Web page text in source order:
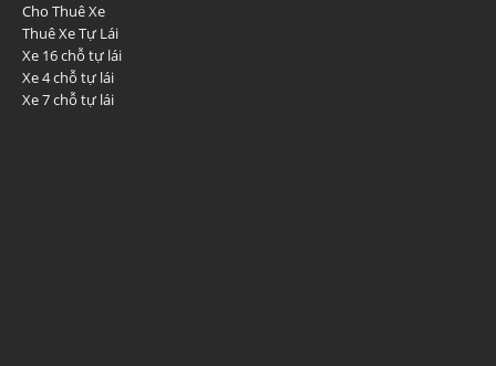
Cho Thuê Xe
Thuê Xe Tự Lái
Xe 16 chỗ tự lái
Xe 4 chỗ tự lái
Xe 7 chỗ tự lái